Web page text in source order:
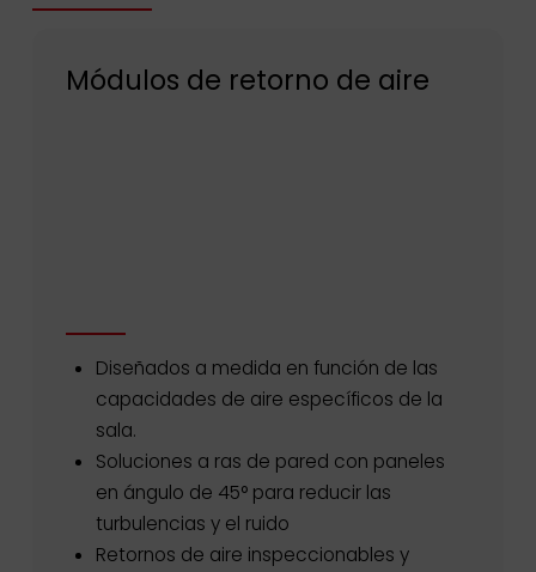
Módulos de retorno de aire
Diseñados a medida en función de las
capacidades de aire específicos de la
sala.
Soluciones a ras de pared con paneles
en ángulo de 45° para reducir las
turbulencias y el ruido
Retornos de aire inspeccionables y